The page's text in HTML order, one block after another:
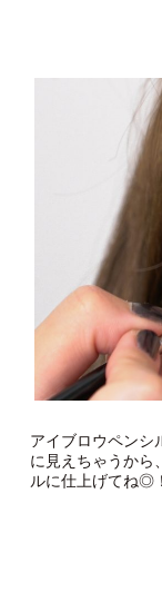
アイブロウペンシ
に見えちゃうから
ルに仕上げてね◎！